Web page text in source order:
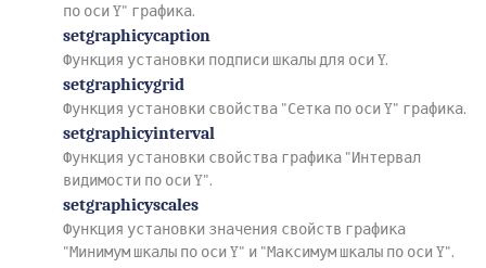
по оси Y" графика.
setgraphicycaption
Функция установки подписи шкалы для оси Y.
setgraphicygrid
Функция установки свойства "Сетка по оси Y" графика.
setgraphicyinterval
Функция установки свойства графика "Интервал
видимости по оси Y".
setgraphicyscales
Функция установки значения свойств графика
"Минимум шкалы по оси Y" и "Максимум шкалы по оси Y".